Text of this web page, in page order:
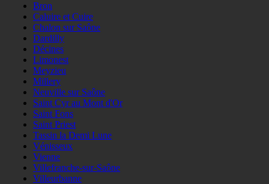
Bron
Caluire et Cuire
Chalon sur Saône
Dardilly
Décines
Limonest
Meyzieu
Millery
Neuville sur Saône
Saint Cyr au Mont d'Or
Saint Fons
Saint Priest
Tassin la Demi Lune
Vénisseux
Vienne
Villefranche-sur-Saône
Villeurbanne